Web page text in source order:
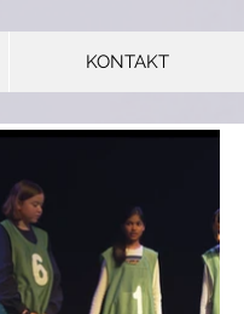
KONTAKT